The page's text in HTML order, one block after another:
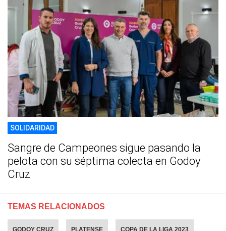
SOLIDARIDAD
Sangre de Campeones sigue pasando la
pelota con su séptima colecta en Godoy
Cruz
TEMAS RELACIONADOS
GODOY CRUZ PLATENSE COPA DE LA LIGA 2023